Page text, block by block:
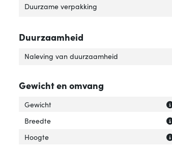
Duurzame verpakking
Duurzaamheid
Naleving van duurzaamheid
Gewicht en omvang
Gewicht
Breedte
Hoogte